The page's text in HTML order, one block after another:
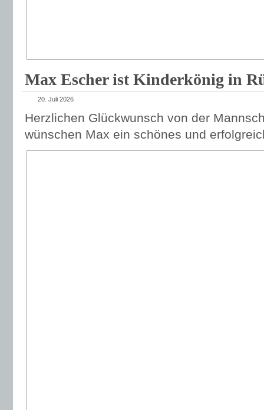
Max Escher ist Kinderkönig in
20. Juli 2026
Herzlichen Glückwunsch von der
wünschen Max ein schönes und